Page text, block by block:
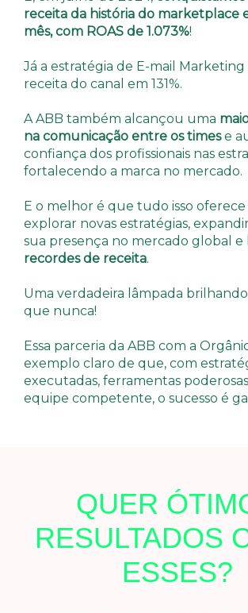
receita da história do marketplace
mês, com ROAS de 1.073%!
Já a estratégia de E-mail
receita do canal em 131%.
A ABB também alcançou uma
na comunicação entre os timese
confiança dos profissionais nas
fortalecendo a marca no mercado.
E o melhor é que tudo isso
explorar novas estratégias,
sua presença no mercado global e
recordes de receita.
Uma verdadeira lâmpada
que nunca!
Essa parceria da ABB com a
exemplo claro de que, com
executadas, ferramentas
equipe competente, o sucesso é
QUER
RESULTADOS
ESSES?